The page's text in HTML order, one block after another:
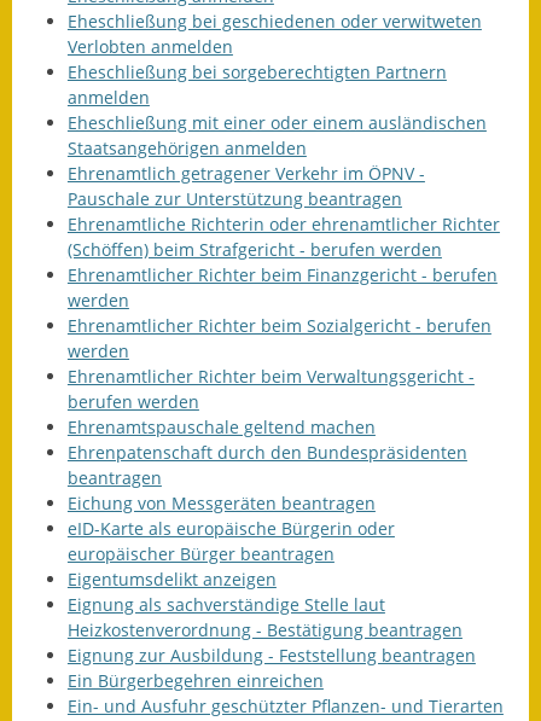
Eheschließung bei geschiedenen oder verwitweten
Verlobten anmelden
Eheschließung bei sorgeberechtigten Partnern
anmelden
Eheschließung mit einer oder einem ausländischen
Staatsangehörigen anmelden
Ehrenamtlich getragener Verkehr im ÖPNV -
Pauschale zur Unterstützung beantragen
Ehrenamtliche Richterin oder ehrenamtlicher Richter
(Schöffen) beim Strafgericht - berufen werden
Ehrenamtlicher Richter beim Finanzgericht - berufen
werden
Ehrenamtlicher Richter beim Sozialgericht - berufen
werden
Ehrenamtlicher Richter beim Verwaltungsgericht -
berufen werden
Ehrenamtspauschale geltend machen
Ehrenpatenschaft durch den Bundespräsidenten
beantragen
Eichung von Messgeräten beantragen
eID-Karte als europäische Bürgerin oder
europäischer Bürger beantragen
Eigentumsdelikt anzeigen
Eignung als sachverständige Stelle laut
Heizkostenverordnung - Bestätigung beantragen
Eignung zur Ausbildung - Feststellung beantragen
Ein Bürgerbegehren einreichen
Ein- und Ausfuhr geschützter Pflanzen- und Tierarten